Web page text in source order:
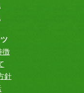
徴
針